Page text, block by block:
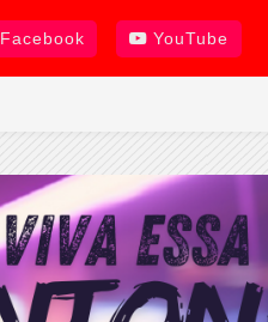
Facebook YouTube